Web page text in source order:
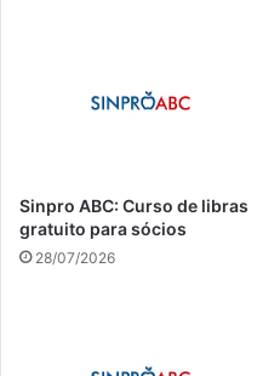
Sinpro ABC: Curso de libras
gratuito para sócios
28/07/2026